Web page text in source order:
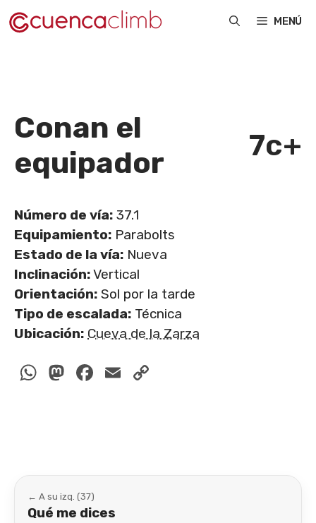
Saltar
al
MENÚ
Conan el
equipador
7c+
Número de vía: 37.1
Equipamiento: Parabolts
Estado de la vía: Nueva
Inclinación:Vertical
Orientación: Sol por la tarde
Tipo de escalada: Técnica
Ubicación: Cueva de la Zarza
WhatsApp
Mastodon
Facebook
Email
← A su izq. (37)
Qué me dices